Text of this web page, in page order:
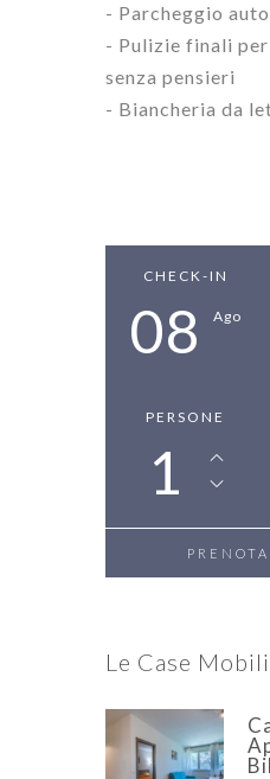
- Parcheggio
- Pulizie finali
senza pensieri
- Biancheria da
CHECK-IN
08 Ago
PERSONE
1
Le Case Mobili